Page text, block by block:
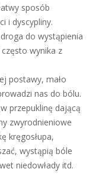
sposób
i dyscypliny.
do wystąpienia
wynika z
postawy, mało
nas do bólu.
przepuklinę dającą
zwyrodnieniowe
kręgosłupa,
wystąpią bóle
niedowłady itd.